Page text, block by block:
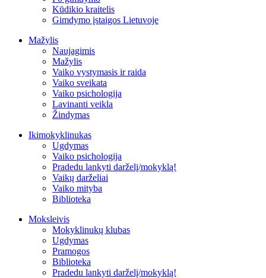
Kūdikio kraitelis
Gimdymo įstaigos Lietuvoje
Mažylis
Naujagimis
Mažylis
Vaiko vystymasis ir raida
Vaiko sveikata
Vaiko psichologija
Lavinanti veikla
Žindymas
Ikimokyklinukas
Ugdymas
Vaiko psichologija
Pradedu lankyti darželį/mokyklą!
Vaikų darželiai
Vaiko mityba
Biblioteka
Moksleivis
Mokyklinukų klubas
Ugdymas
Pramogos
Biblioteka
Pradedu lankyti darželį/mokyklą!